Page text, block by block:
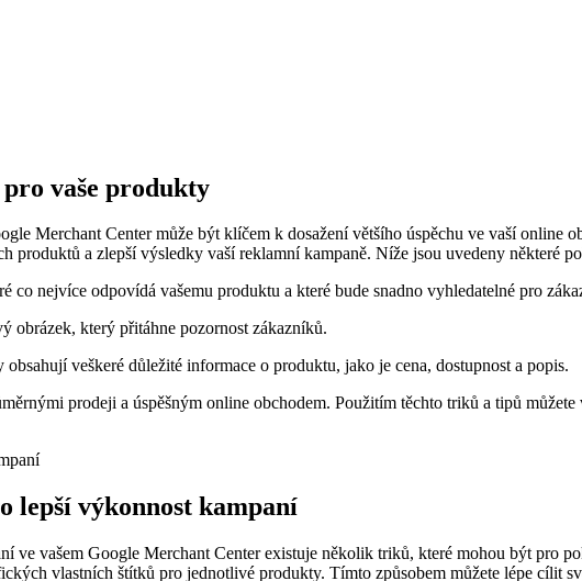
vaše produkty
Merchant Center může být klíčem k dosažení většího úspěchu ve vaší online
a zlepší výsledky vaší reklamní kampaně. Níže jsou uvedeny některé
co nejvíce odpovídá vašemu produktu a které bude snadno vyhledatelné pro
obrázek, který přitáhne pozornost zákazníků.
obsahují veškeré důležité informace o produktu, jako je cena, dostupnost a popis.
prodeji a úspěšným online obchodem. Použitím těchto triků a tipů
lepší výkonnost kampaní
ve vašem Google Merchant Center existuje několik triků, které mohou být pro
vlastních štítků pro jednotlivé produkty. Tímto způsobem můžete lépe cílit